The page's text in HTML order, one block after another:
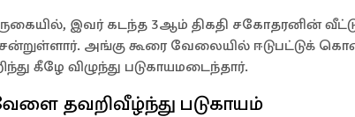
இவர் கடந்த 3ஆம் திகதி சகோதரனின்
அங்கு கூரை வேலையில் ஈடுபட்டுக்
கீழே விழுந்து படுகாயமடைந்தார்.
தவறிவீழ்ந்து படுகாயம்